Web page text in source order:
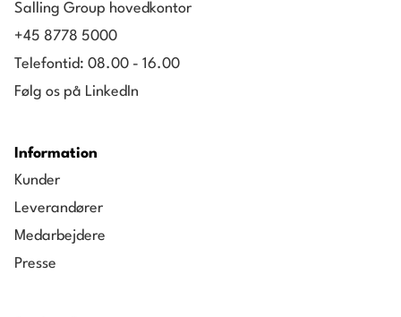
Salling Group hovedkontor
+45 8778 5000
Telefontid: 08.00 - 16.00
Følg os på LinkedIn
Information
Kunder
Leverandører
Medarbejdere
Presse